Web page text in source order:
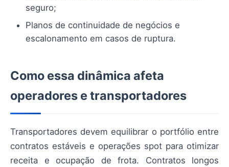
seguro;
Planos de continuidade de negócios e
escalonamento em casos de ruptura.
Como essa dinâmica afeta
operadores e transportadores
Transportadores devem equilibrar o portfólio entre
contratos estáveis e operações spot para otimizar
receita e ocupação de frota. Contratos longos